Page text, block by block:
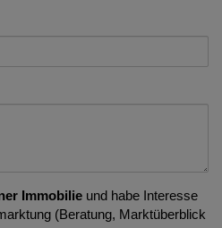
Immobilie und habe Interesse
(Beratung, Marktüberblick